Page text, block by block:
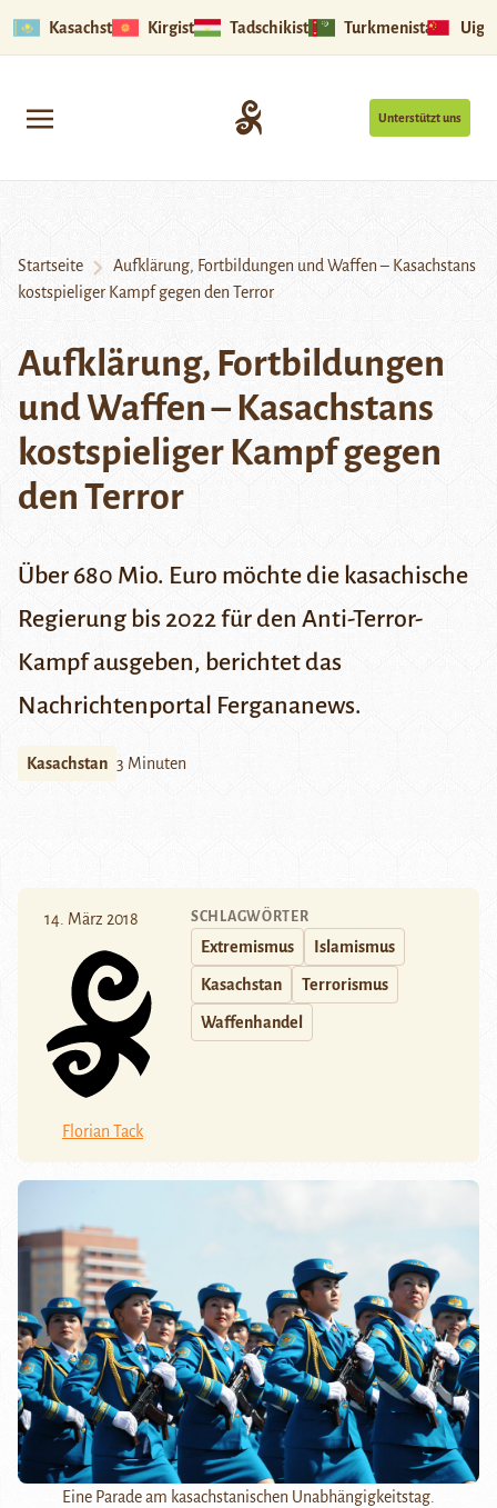
Kasachstan Kirgistan Tadschikistan Turkmenistan
Unterstützt uns
Startseite
Aufklärung, Fortbildungen und Waffen – Kasachstans
kostspieliger Kampf gegen den Terror
Aufklärung, Fortbildungen
und Waffen – Kasachstans
kostspieliger Kampf gegen
den Terror
Über 680 Mio. Euro möchte die kasachische
Regierung bis 2022 für den Anti-Terror-
Kampf ausgeben, berichtet das
Nachrichtenportal Fergananews.
Kasachstan 3 Minuten
14. März 2018
Florian Tack
SCHLAGWÖRTER
Extremismus Islamismus
Kasachstan Terrorismus
Waffenhandel
Eine Parade am kasachstanischen Unabhängigkeitstag.